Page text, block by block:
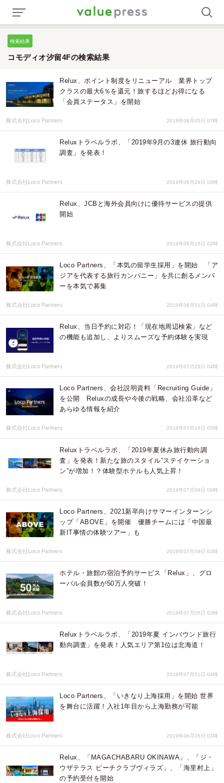
検索結果
コモディオ汐留4Fの検索結果
Relux、ポイント制度をリニューアル 業界トップ
クラスの最大6％を還元！旅するほどお得になる
「会員ステータス」を開始
株式会社Loco Partners 2019年09月05日 07時
Reluxトラベルラボ、「2019年9月の3連休 旅行動向
調査」を発表！
株式会社Loco Partners 2019年08月28日 04時
Relux、JCBと海外会員向けに優待サービスの提供
開始
株式会社Loco Partners 2019年08月15日 02時
Loco Partners、「本気の留学生採用」を開始 「ア
ジアを代表する旅行カンパニー」を共に創るメンバ
ーを本気で募集
株式会社Loco Partners 2019年08月01日 04時
Relux、当日予約に対応！「現在地周辺検索」など
の機能も追加し、よりスムーズな予約体験を実現
株式会社Loco Partners 2019年07月23日 04時
Loco Partners、会社説明資料「Recruiting Guide」
を公開 Reluxの成長や今後の戦略、会社沿革など
あらゆる情報を紹介
株式会社Loco Partners 2019年07月19日 05時
Reluxトラベルラボ、「2019年夏休み旅行動向調
査」を発表！新たな旅のスタイル“ステイケーショ
ン”が増加！？体験型ホテルも人気上昇！
株式会社Loco Partners 2019年07月09日 06時
Loco Partners、2021新卒向けサマーインターンシ
ップ「ABOVE」を開催 優勝チームには「中国最
新IT事情の体験ツアー」も
株式会社Loco Partners 2019年07月09日 03時
ホテル・旅館の宿泊予約サービス「Relux」、グロ
ーバル会員数が50万人突破！
株式会社Loco Partners 2019年07月05日 02時
Reluxトラベルラボ、「2019年夏 インバウンド旅行
動向調査」を発表！人気エリア第1位は北海道！
株式会社Loco Partners 2019年07月01日 04時
Loco Partners、「いきなり上海採用」を開始 世界
を舞台に活躍！入社1年目から上海勤務が可能
株式会社Loco Partners 2019年06月28日 01時
Relux、「MAGACHABARU OKINAWA」、「ジ・
ウザテラス ビーチクラブヴィラズ」、「海里村上」
の予約受付を開始